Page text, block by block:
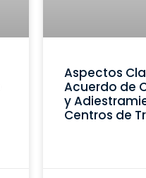
Aspectos
Acuerdo de
y
Centros de